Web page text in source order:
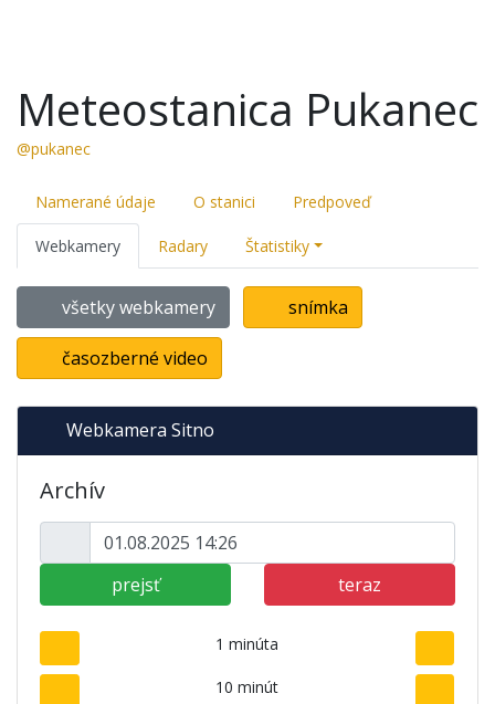
Meteostanica Pukanec
@pukanec
Namerané údaje O stanici Predpoveď
Webkamery Radary Štatistiky
všetky webkamery snímka
časozberné video
Webkamera Sitno
Archív
prejsť teraz
1 minúta
10 minút